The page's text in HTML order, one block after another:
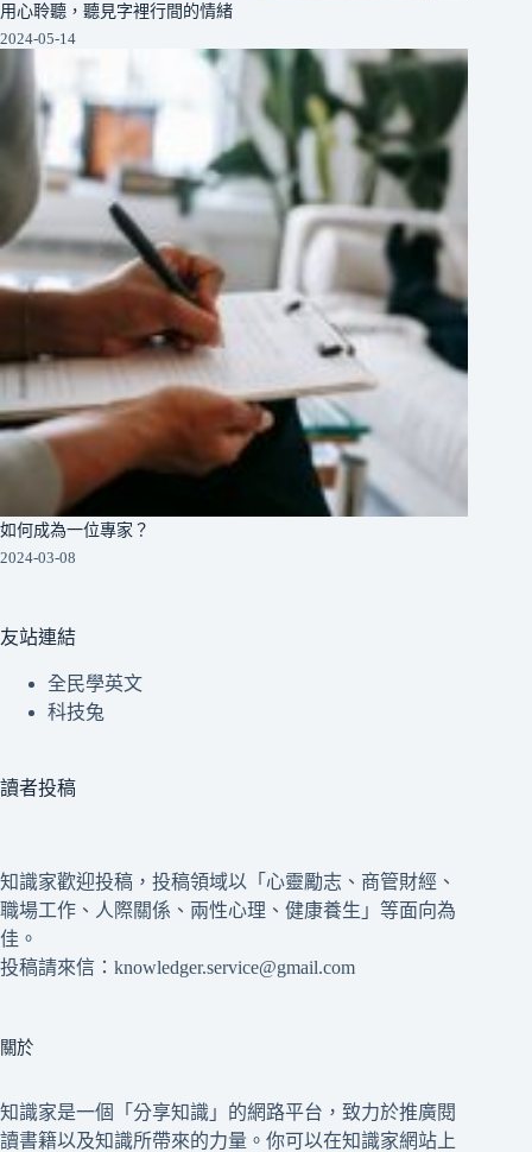
用心聆聽，聽見字裡行間的情緒
2024-05-14
如何成為一位專家？
2024-03-08
友站連結
全民學英文
科技兔
讀者投稿
知識家歡迎投稿，投稿領域以「心靈勵志、商管財經、
職場工作、人際關係、兩性心理、健康養生」等面向為
佳。
投稿請來信：knowledger.service@gmail.com
關於
知識家是一個「分享知識」的網路平台，致力於推廣閱
讀書籍以及知識所帶來的力量。你可以在知識家網站上